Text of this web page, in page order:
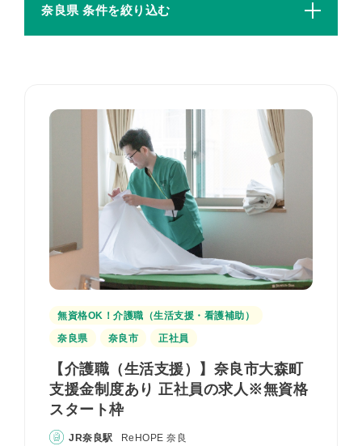
奈良県 条件を絞り込む
無資格OK！介護職（生活支援・看護補助）
奈良県
奈良市 正社員
【介護職（生活支援）】奈良市大森町
支援金制度あり 正社員の求人※無資格
スタート枠
JR奈良駅 ReHOPE 奈良